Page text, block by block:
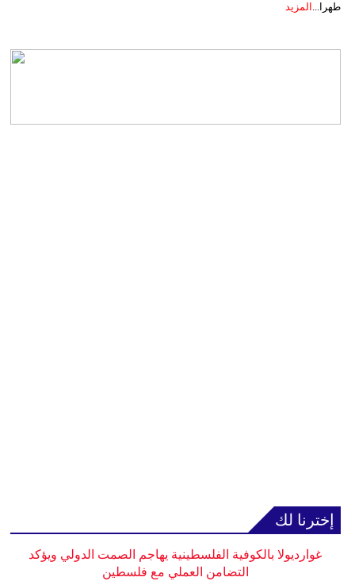
طهرا... المزيد
إخترنا لك
غوارديولا بالكوفية الفلسطينية يهاجم الصمت الدولي ويؤكد
التضامن العملي مع فلسطين